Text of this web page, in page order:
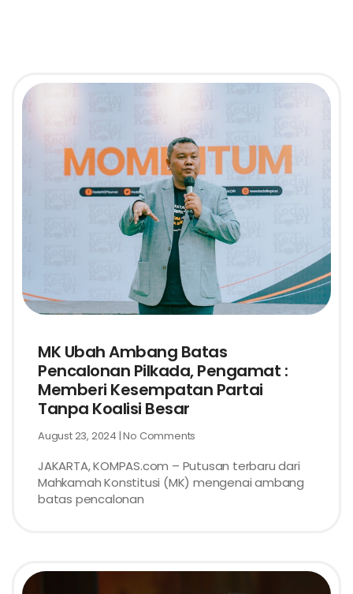
MK Ubah Ambang Batas
Pencalonan Pilkada, Pengamat :
Memberi Kesempatan Partai
Tanpa Koalisi Besar
August 23, 2024 No Comments
JAKARTA, KOMPAS.com – Putusan terbaru dari
Mahkamah Konstitusi (MK) mengenai ambang
batas pencalonan